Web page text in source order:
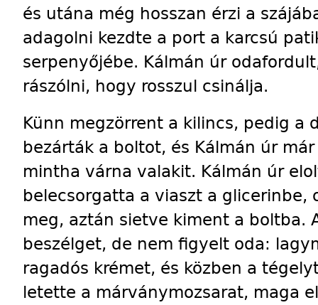
és utána még hosszan érzi a
adagolni kezdte a port a karcsú
serpenyőjébe. Kálmán úr
rászólni, hogy rosszul csinálja.
Künn megzörrent a kilincs, pedig a
bezárták a boltot, és Kálmán úr
mintha várna valakit. Kálmán úr
belecsorgatta a viaszt a glicerinbe,
meg, aztán sietve kiment a boltba.
beszélget, de nem figyelt oda:
ragadós krémet, és közben a
letette a márványmozsarat, maga